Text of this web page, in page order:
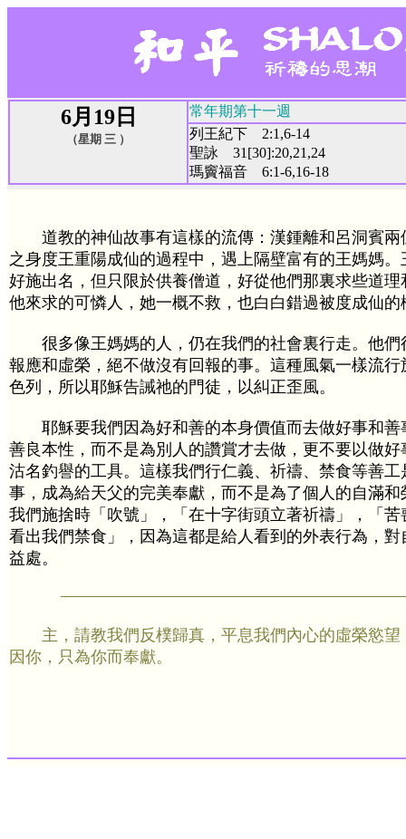
6月19日
（星期 三 ）
常年期第十一週
列王紀下 2:1,6-14
聖詠 31[30]:20,21,24
瑪竇福音 6:1-6,16-18
道教的神仙故事有這樣的流傳：漢鍾離和呂洞賓兩
之身度王重陽成仙的過程中，遇上隔壁富有的王媽媽
好施出名，但只限於供養僧道，好從他們那裏求些道
他來求的可憐人，她一概不救，也白白錯過被度成仙的
很多像王媽媽的人，仍在我們的社會裏行走。他們
報應和虛榮，絕不做沒有回報的事。這種風氣一樣流
色列，所以耶穌告誡祂的門徒，以糾正歪風。
耶穌要我們因為好和善的本身價值而去做好事和善
善良本性，而不是為別人的讚賞才去做，更不要以做
沽名釣譽的工具。這樣我們行仁義、祈禱、禁食等善工
事，成為給天父的完美奉獻，而不是為了個人的自滿
我們施捨時「吹號」，「在十字街頭立著祈禱」，「
看出我們禁食」，因為這都是給人看到的外表行為，
益處。
主，請教我們反樸歸真，平息我們內心的虛榮慾望
因你，只為你而奉獻。